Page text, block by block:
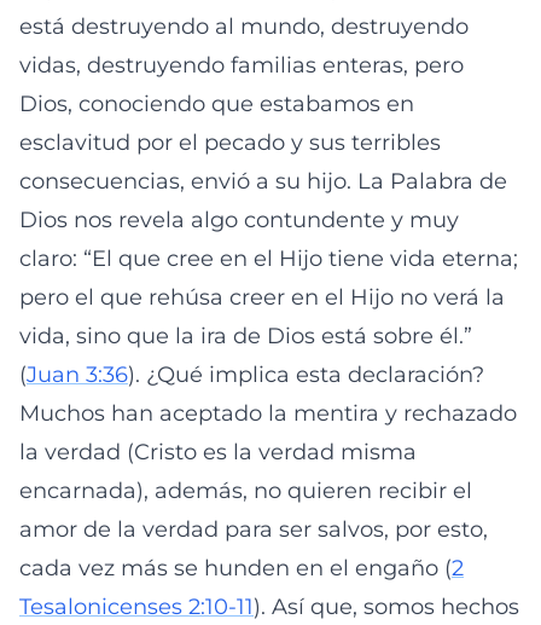
está destruyendo al mundo, destruyendo
vidas, destruyendo familias enteras, pero
Dios, conociendo que estabamos en
esclavitud por el pecado y sus terribles
consecuencias, envió a su hijo. La Palabra de
Dios nos revela algo contundente y muy
claro: “El que cree en el Hijo tiene vida eterna;
pero el que rehúsa creer en el Hijo no verá la
vida, sino que la ira de Dios está sobre él.”
(Juan 3:36). ¿Qué implica esta declaración?
Muchos han aceptado la mentira y rechazado
la verdad (Cristo es la verdad misma
encarnada), además, no quieren recibir el
amor de la verdad para ser salvos, por esto,
cada vez más se hunden en el engaño (2
Tesalonicenses 2:10-11). Así que, somos hechos